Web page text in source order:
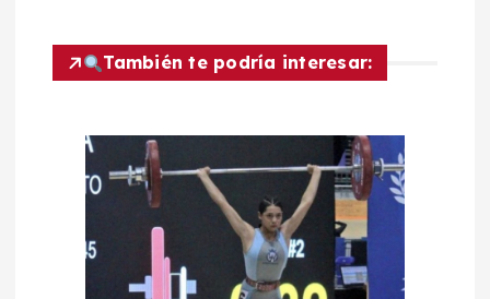
ó
También te podría interesar: